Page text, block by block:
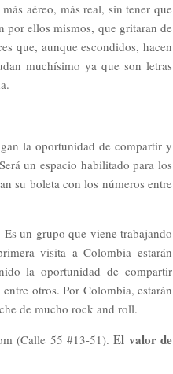
aéreo, más real, sin tener que
por ellos mismos, que gritaran de
que, aunque escondidos, hacen
muchísimo ya que son letras
la oportunidad de compartir y
un espacio habilitado para los
su boleta con los números entre
Es un grupo que viene trabajando
visita a Colombia estarán
la oportunidad de compartir
otros. Por Colombia, estarán
de mucho rock and roll.
(Calle 55 #13-51).El valor de